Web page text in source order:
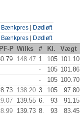
Bænkpres
Dødløft
Bænkpres Dødløft
IPF-P Wilks # Kl. Vægt
148.47 1. 105 101.10
- 105 101.86
- 105 100.70
138.20 3. 105 97.80
139.55 6. 93 91.15
139.73 8. 93 83.45